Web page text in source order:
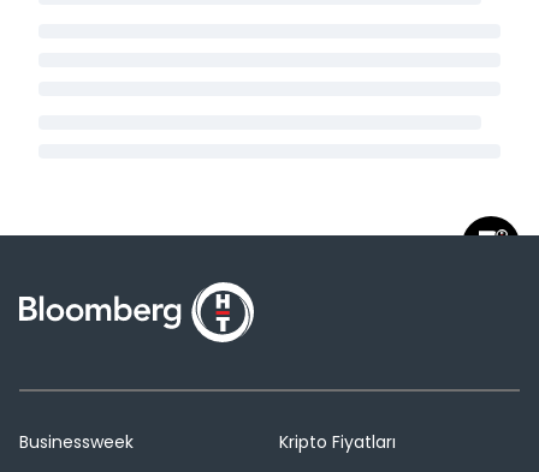
Businessweek
Kripto Fiyatları